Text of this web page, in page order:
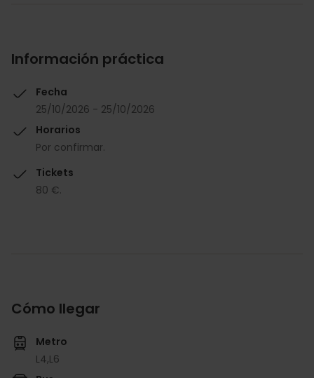
Información práctica
Fecha
25/10/2026 - 25/10/2026
Horarios
Por confirmar.
Tickets
80 €.
Cómo llegar
Metro
L4,L6